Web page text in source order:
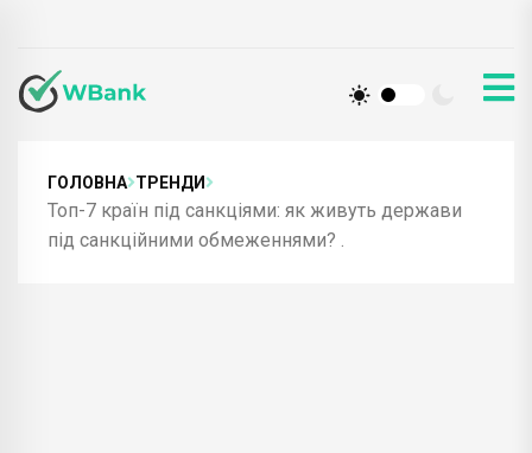
ГОЛОВНА ТРЕНДИ
Топ-7 країн під санкціями: як живуть держави
під санкційними обмеженнями? .